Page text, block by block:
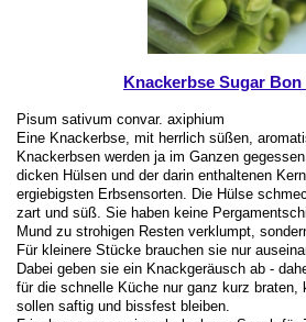
Knackerbse Sugar Bon
Pisum sativum convar. axiphium
Eine Knackerbse, mit herrlich süßen,
Knackerbsen werden ja im Ganzen
dicken Hülsen und der darin enthaltenen
ergiebigsten Erbsensorten. Die Hülse
zart und süß. Sie haben keine
Mund zu strohigen Resten verklumpt,
Für kleinere Stücke brauchen sie nur
Dabei geben sie ein Knackgeräusch ab -
für die schnelle Küche nur ganz kurz braten,
sollen saftig und bissfest bleiben.